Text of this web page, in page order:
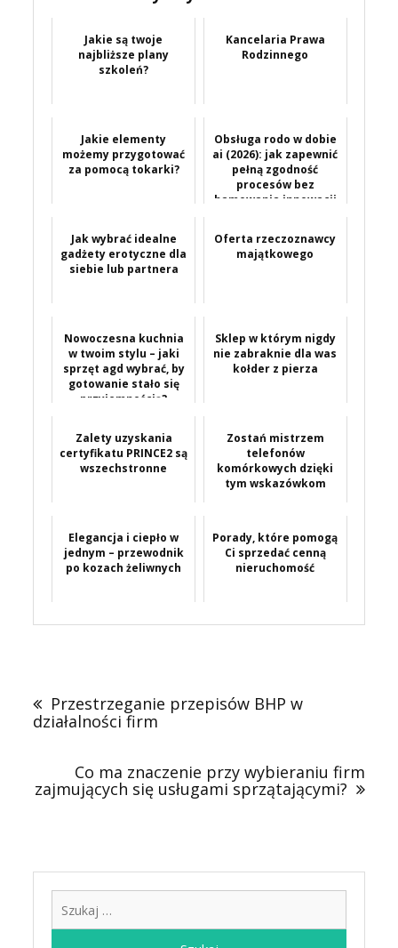
Jakie są twoje
najbliższe plany
szkoleń?
Kancelaria Prawa
Rodzinnego
Jakie elementy
możemy przygotować
za pomocą tokarki?
Obsługa rodo w dobie
ai (2026): jak zapewnić
pełną zgodność
procesów bez
hamowania innowacji
Jak wybrać idealne
gadżety erotyczne dla
siebie lub partnera
Oferta rzeczoznawcy
majątkowego
Nowoczesna kuchnia
w twoim stylu – jaki
sprzęt agd wybrać, by
gotowanie stało się
przyjemnością?
Sklep w którym nigdy
nie zabraknie dla was
kołder z pierza
Zalety uzyskania
certyfikatu PRINCE2 są
wszechstronne
Zostań mistrzem
telefonów
komórkowych dzięki
tym wskazówkom
Elegancja i ciepło w
jednym – przewodnik
po kozach żeliwnych
Porady, które pomogą
Ci sprzedać cenną
nieruchomość
Przestrzeganie przepisów BHP w
działalności firm
Co ma znaczenie przy wybieraniu firm
zajmujących się usługami sprzątającymi?